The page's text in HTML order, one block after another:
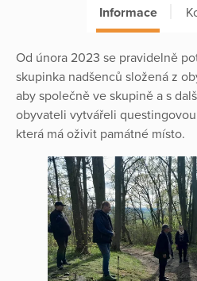
Informace
Od února 2023 se pravidelně
skupinka nadšenců složená z
aby společně ve skupině a s
obyvateli vytvářeli
která má oživit památné místo.